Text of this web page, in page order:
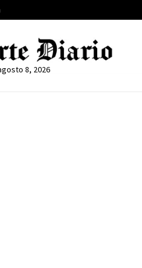
8, 2026